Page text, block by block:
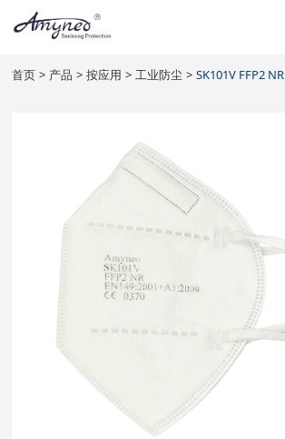
首页 产品 按应用 工业防尘 SK101V FFP2 NR